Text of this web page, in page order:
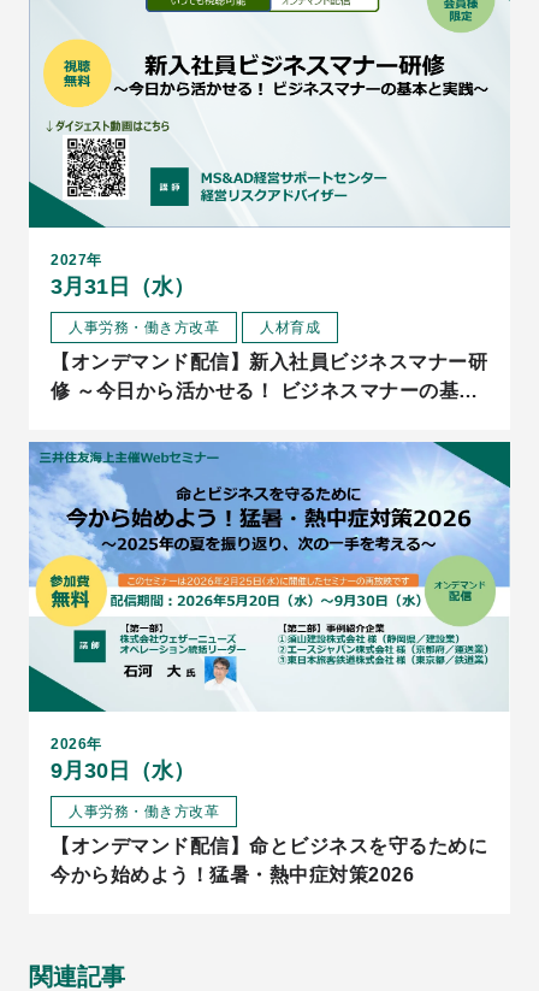
2027年
3月31日（水）
人事労務・働き方改革 人材育成
【オンデマンド配信】新入社員ビジネスマナー研
修 ～今日から活かせる！ ビジネスマナーの基本
2026年
9月30日（水）
人事労務・働き方改革
【オンデマンド配信】命とビジネスを守るために
今から始めよう！猛暑・熱中症対策2026
関連記事